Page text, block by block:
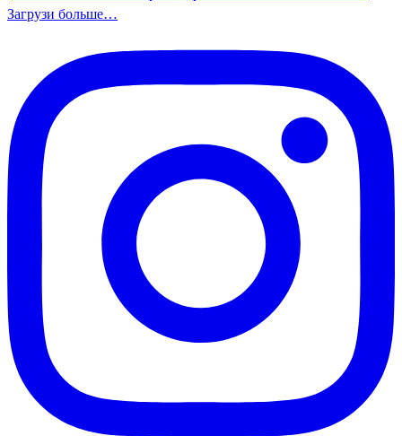
Загрузи больше…